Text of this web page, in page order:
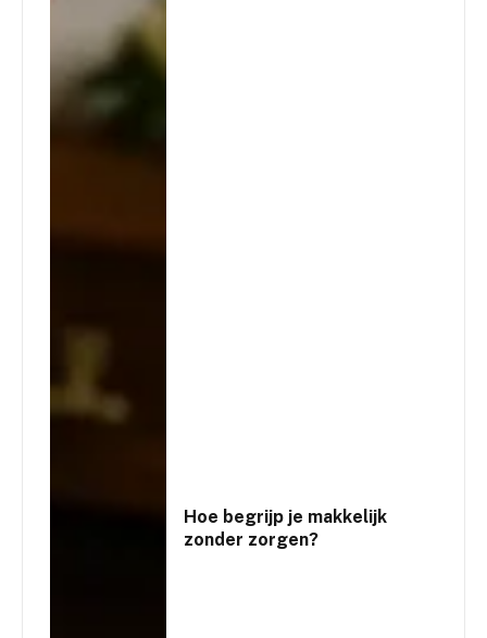
Hoe begrijp je makkelijk
zonder zorgen?